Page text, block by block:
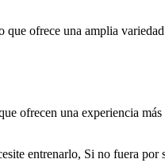
ofrece una amplia
ofrecen una experiencia
entrenarlo, Si no fuera